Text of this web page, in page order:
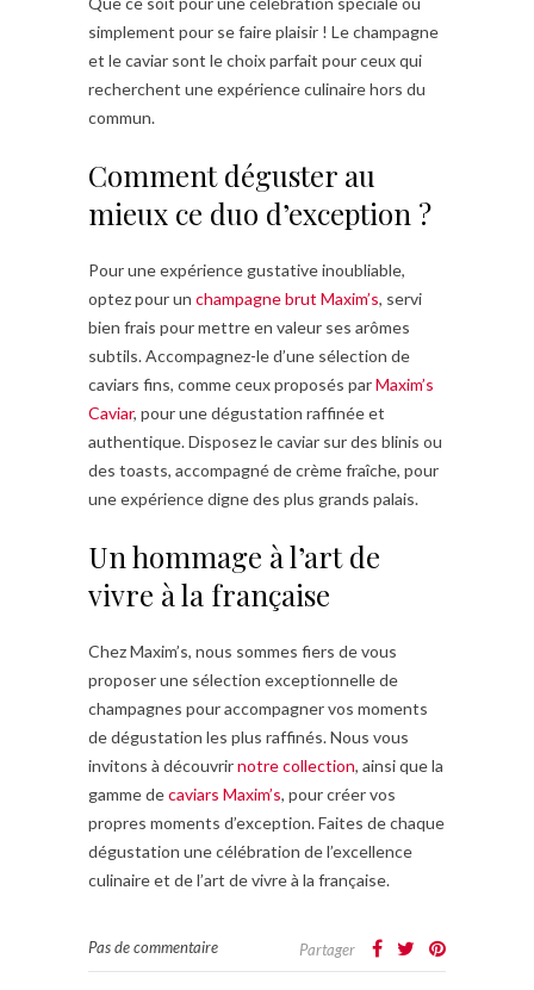
simplement pour se faire plaisir ! Le champagne
et le caviar sont le choix parfait pour ceux qui
recherchent une expérience culinaire hors du
commun.
Comment déguster au
mieux ce duo d’exception ?
Pour une expérience gustative inoubliable,
optez pour un champagne brut Maxim’s, servi
bien frais pour mettre en valeur ses arômes
subtils. Accompagnez-le d’une sélection de
caviars fins, comme ceux proposés parMaxim’s
Caviar, pour une dégustation raffinée et
authentique. Disposez le caviar sur des blinis ou
des toasts, accompagné de crème fraîche, pour
une expérience digne des plus grands palais.
Un hommage à l’art de
vivre à la française
Chez Maxim’s, nous sommes fiers de vous
proposer une sélection exceptionnelle de
champagnes pour accompagner vos moments
de dégustation les plus raffinés. Nous vous
invitons à découvrirnotre collection, ainsi que la
gamme decaviars Maxim’s, pour créer vos
propres moments d’exception. Faites de chaque
dégustation une célébration de l’excellence
culinaire et de l’art de vivre à la française.
Pas de commentaire Partager